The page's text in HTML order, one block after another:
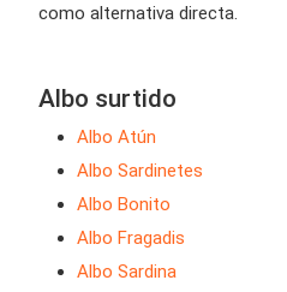
como alternativa directa.
Albo surtido
Albo Atún
Albo Sardinetes
Albo Bonito
Albo Fragadis
Albo Sardina